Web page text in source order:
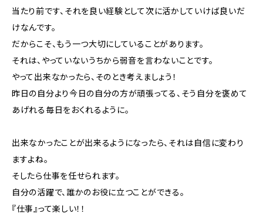
当たり前です、それを良い経験として次に活かしていけば良いだ
けなんです。
だからこそ、もう一つ大切にしていることがあります。
それは、やっていないうちから弱音を言わないことです。
やって出来なかったら、そのとき考えましょう！
昨日の自分より今日の自分の方が頑張ってる、そう自分を褒めて
あげれる毎日をおくれるように。
出来なかったことが出来るようになったら、それは自信に変わり
ますよね。
そしたら仕事を任せられます。
自分の活躍で、誰かのお役に立つことができる。
『仕事』って楽しい！！